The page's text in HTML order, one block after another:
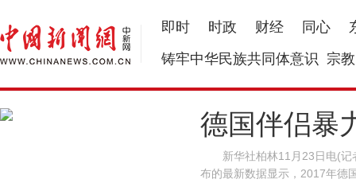
即时 时政 财经 同心
铸牢中华民族共同体意识 宗教
德国伴侣暴
新华社柏林11月23日电(记
布的最新数据显示，2017年德